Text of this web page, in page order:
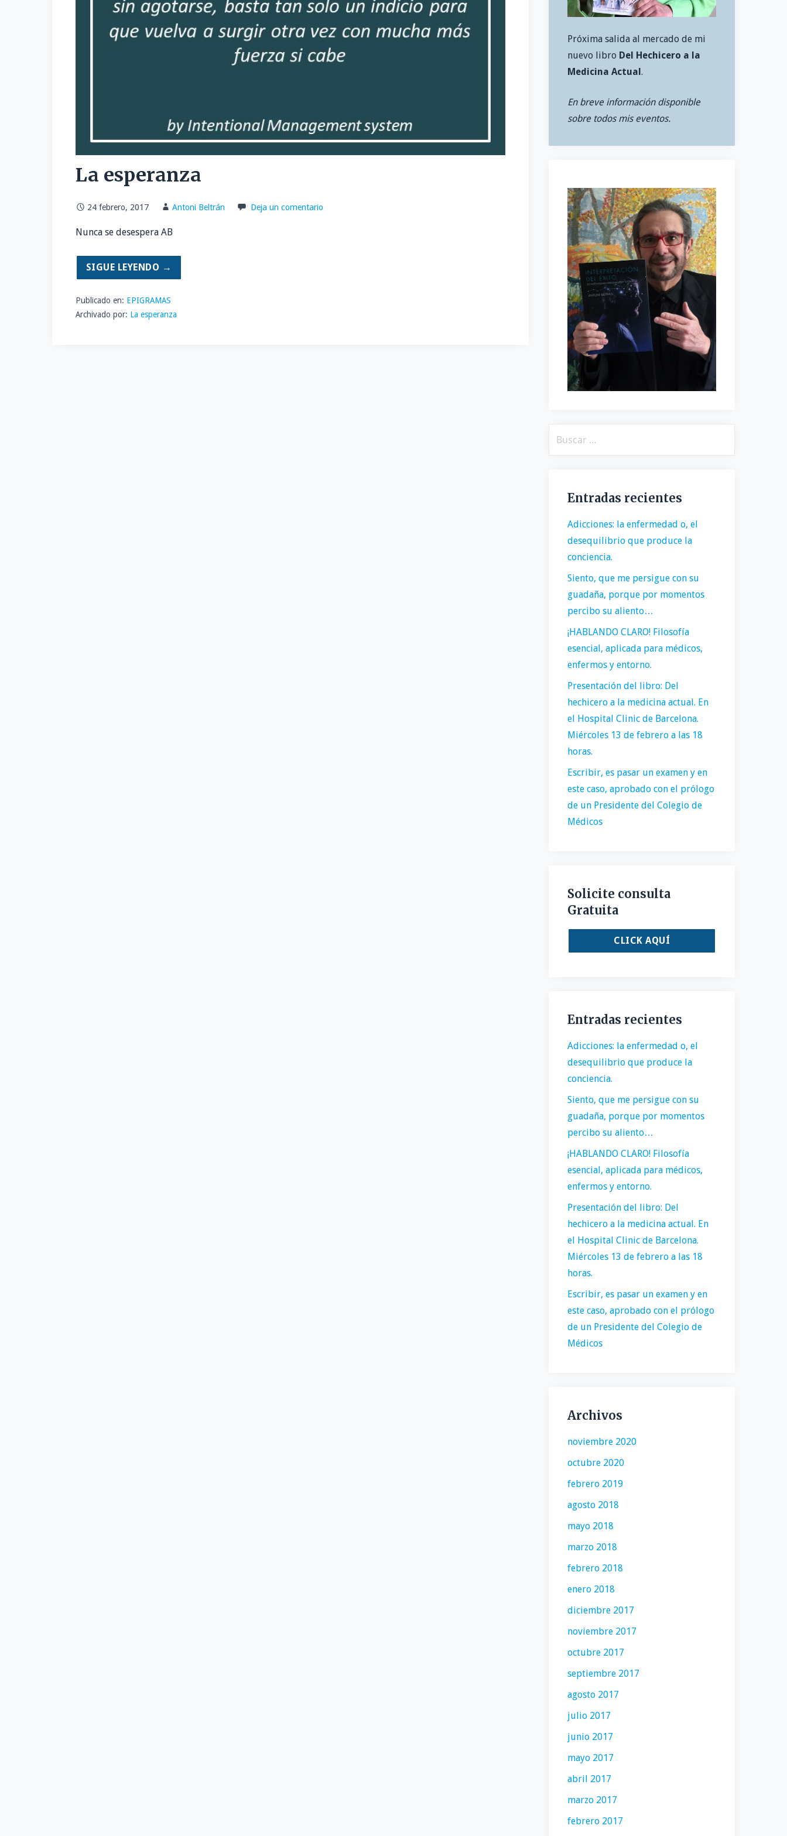
La esperanza
24 febrero, 2017 Antoni Beltrán Deja un comentario
Nunca se desespera AB
SIGUE LEYENDO →
Publicado en: EPIGRAMAS
Archivado por: La esperanza
Próxima salida al mercado de mi
nuevo libro Del Hechicero a la
Medicina Actual.
En breve información disponible
sobre todos mis eventos.
Entradas recientes
Adicciones: la enfermedad o, el
desequilibrio que produce la
conciencia.
Siento, que me persigue con su
guadaña, porque por momentos
percibo su aliento…
¡HABLANDO CLARO! Filosofía
esencial, aplicada para médicos,
enfermos y entorno.
Presentación del libro: Del
hechicero a la medicina actual. En
el Hospital Clinic de Barcelona.
Miércoles 13 de febrero a las 18
horas.
Escribir, es pasar un examen y en
este caso, aprobado con el prólogo
de un Presidente del Colegio de
Médicos
Solicite consulta
Gratuita
CLICK AQUÍ
Entradas recientes
Adicciones: la enfermedad o, el
desequilibrio que produce la
conciencia.
Siento, que me persigue con su
guadaña, porque por momentos
percibo su aliento…
¡HABLANDO CLARO! Filosofía
esencial, aplicada para médicos,
enfermos y entorno.
Presentación del libro: Del
hechicero a la medicina actual. En
el Hospital Clinic de Barcelona.
Miércoles 13 de febrero a las 18
horas.
Escribir, es pasar un examen y en
este caso, aprobado con el prólogo
de un Presidente del Colegio de
Médicos
Archivos
noviembre 2020
octubre 2020
febrero 2019
agosto 2018
mayo 2018
marzo 2018
febrero 2018
enero 2018
diciembre 2017
noviembre 2017
octubre 2017
septiembre 2017
agosto 2017
julio 2017
junio 2017
mayo 2017
abril 2017
marzo 2017
febrero 2017